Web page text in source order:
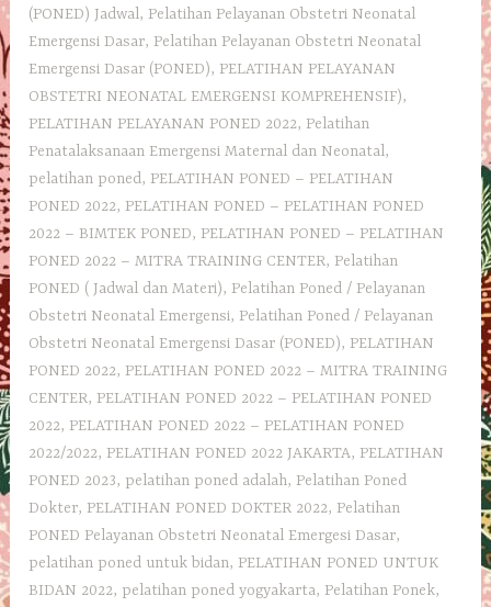
(PONED) Jadwal, Pelatihan Pelayanan Obstetri Neonatal
Emergensi Dasar, Pelatihan Pelayanan Obstetri Neonatal
Emergensi Dasar (PONED), PELATIHAN PELAYANAN
OBSTETRI NEONATAL EMERGENSI KOMPREHENSIF),
PELATIHAN PELAYANAN PONED 2022, Pelatihan
Penatalaksanaan Emergensi Maternal dan Neonatal,
pelatihan poned, PELATIHAN PONED – PELATIHAN
PONED 2022, PELATIHAN PONED – PELATIHAN PONED
2022 – BIMTEK PONED, PELATIHAN PONED – PELATIHAN
PONED 2022 – MITRA TRAINING CENTER, Pelatihan
PONED ( Jadwal dan Materi), Pelatihan Poned / Pelayanan
Obstetri Neonatal Emergensi, Pelatihan Poned / Pelayanan
Obstetri Neonatal Emergensi Dasar (PONED), PELATIHAN
PONED 2022, PELATIHAN PONED 2022 – MITRA TRAINING
CENTER, PELATIHAN PONED 2022 – PELATIHAN PONED
2022, PELATIHAN PONED 2022 – PELATIHAN PONED
2022/2022, PELATIHAN PONED 2022 JAKARTA, PELATIHAN
PONED 2023, pelatihan poned adalah, Pelatihan Poned
Dokter, PELATIHAN PONED DOKTER 2022, Pelatihan
PONED Pelayanan Obstetri Neonatal Emergesi Dasar,
pelatihan poned untuk bidan, PELATIHAN PONED UNTUK
BIDAN 2022, pelatihan poned yogyakarta, Pelatihan Ponek,